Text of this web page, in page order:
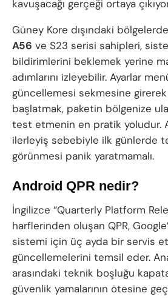
kavuşacağı gerçeği ortaya
Güney Kore dışındaki
A56 ve S23 serisi sahipleri,
bildirimlerini beklemek yerine
adımlarını izleyebilir. Ayarlar
güncellemesi sekmesine
başlatmak, paketin bölgenize
test etmenin en pratik yoludur.
ilerleyiş sebebiyle ilk günlerde
görünmesi panik yaratmamalı.
Android QPR nedir?
İngilizce “Quarterly Platform
harflerinden oluşan QPR,
sistemi için üç ayda bir servis
güncellemelerini temsil eder.
arasındaki teknik boşluğu
güvenlik yamalarının ötesine